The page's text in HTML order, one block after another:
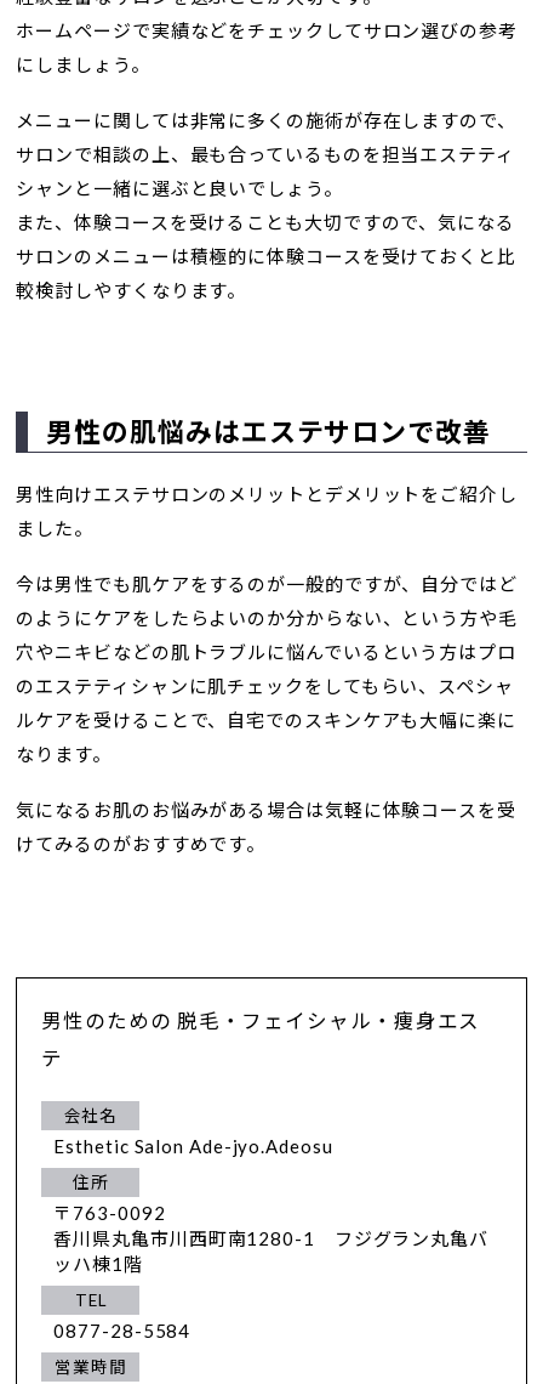
ホームページで実績などをチェックしてサロン選びの参考
にしましょう。
メニューに関しては非常に多くの施術が存在しますので、
サロンで相談の上、最も合っているものを担当エステティ
シャンと一緒に選ぶと良いでしょう。
また、体験コースを受けることも大切ですので、気になる
サロンのメニューは積極的に体験コースを受けておくと比
較検討しやすくなります。
男性の肌悩みはエステサロンで改善
男性向けエステサロンのメリットとデメリットをご紹介し
ました。
今は男性でも肌ケアをするのが一般的ですが、自分ではど
のようにケアをしたらよいのか分からない、という方や毛
穴やニキビなどの肌トラブルに悩んでいるという方はプロ
のエステティシャンに肌チェックをしてもらい、スペシャ
ルケアを受けることで、自宅でのスキンケアも大幅に楽に
なります。
気になるお肌のお悩みがある場合は気軽に体験コースを受
けてみるのがおすすめです。
男性のための 脱毛・フェイシャル・痩身エス
テ
会社名
Esthetic Salon Ade-jyo.Adeosu
住所
〒763-0092
香川県丸亀市川西町南1280-1 フジグラン丸亀バ
ッハ棟1階
TEL
0877-28-5584
営業時間